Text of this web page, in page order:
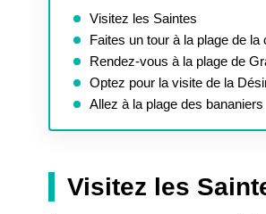
Visitez les Saintes
Faites un tour à la plage de la
Rendez-vous à la plage de
Optez pour la visite de la
Allez à la plage des bananiers
Visitez les